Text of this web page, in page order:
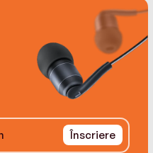
Înscriere